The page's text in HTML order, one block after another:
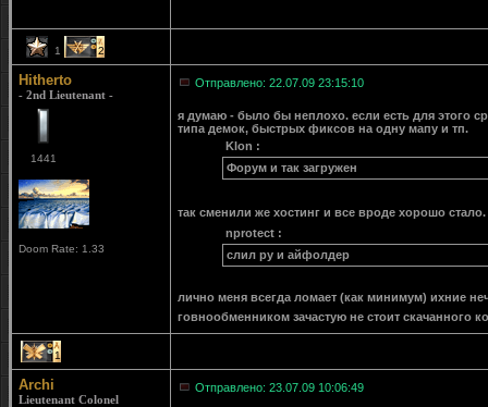
1 2
Hitherto
- 2nd Lieutenant -
1441
Doom Rate: 1.33
Отправлено: 22.07.09 23:15:10
я думаю - было бы неплохо. если есть для этого
типа демок, быстрых фиксов на одну мапу и тп.
Klon :
Форум и так загружен
так сменили же хостинг и все вроде хорошо
nprotect :
слил ру и айфолдер
лично меня всегда ломает (как минимум) ихние
говнообменником зачастую не стоит скачанного
1
Archi
Lieutenant Colonel
Отправлено: 23.07.09 10:06:49